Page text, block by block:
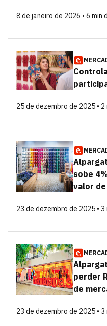
8 de janeiro de 2026 • 6 min
25 de dezembro de 2025 •
sobe
valor
23 de dezembro de 2025 •
perder
de
23 de dezembro de 2025 •